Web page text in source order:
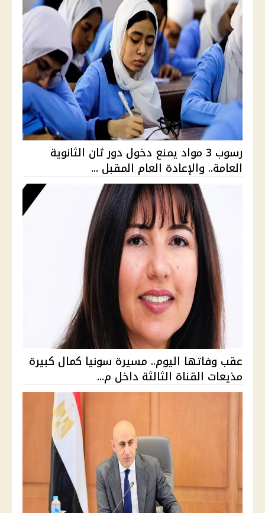
رسوب 3 مواد يمنع دخول دور ثان الثانوية
العامة.. والإعادة العام المقبل ...
عقب وفاتها اليوم.. مسيرة سونيا كمال كبيرة
مذيعات القناة الثالثة داخل م...